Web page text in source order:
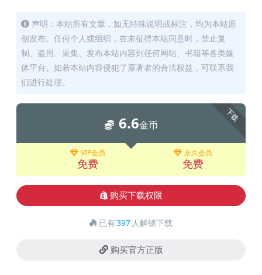
声明：本站所有文章，如无特殊说明或标注，均为本站原
创发布。任何个人或组织，在未征得本站同意时，禁止复
制、盗用、采集、发布本站内容到任何网站、书籍等各类媒
体平台。如若本站内容侵犯了原著者的合法权益，可联系我
们进行处理。
下载
6.6金币
VIP会员
免费
永久会员
免费
购买下载权限
已有397 人解锁下载
购买官方正版